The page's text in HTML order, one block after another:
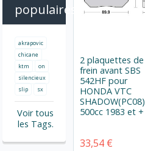
2 plaquettes de
frein avant SBS
542HF pour
HONDA VTC
SHADOW(PC08)
500cc 1983 et +
33,54 €
populaires
akrapovic
chicane
ktm
on
silencieux
slip
sx
Voir tous
les Tags.